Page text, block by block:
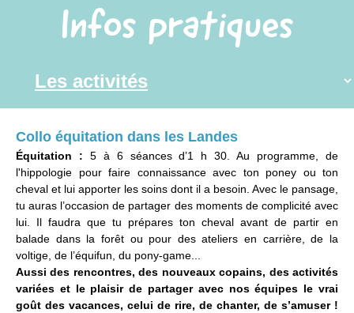
Infos pratiques
Collo équitation dans les Landes
Équitation : 5 à 6 séances d’1 h 30. Au programme, de
l'hippologie pour faire connaissance avec ton poney ou ton
cheval et lui apporter les soins dont il a besoin. Avec le pansage,
tu auras l’occasion de partager des moments de complicité avec
lui. Il faudra que tu prépares ton cheval avant de partir en
balade dans la forêt ou pour des ateliers en carrière, de la
voltige, de l’équifun, du pony-game...
Aussi des rencontres, des nouveaux copains, des activités
variées et le plaisir de partager avec nos équipes le vrai
goût des vacances, celui de rire, de chanter, de s’amuser !